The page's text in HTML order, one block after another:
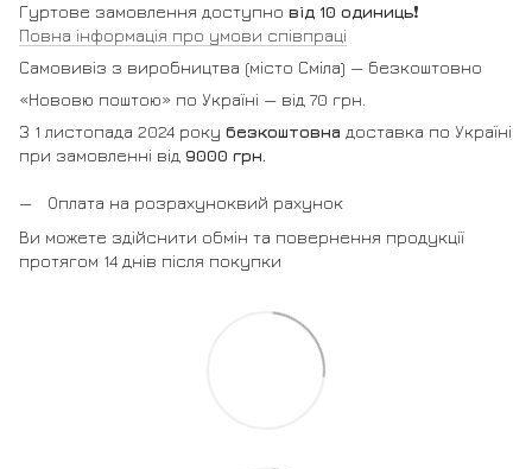
Гуртове замовлення доступно від 10 одиниць❗️
Повна інформація про умови співпраці
Самовивіз з виробництва (місто Сміла) — безкоштовно
«Нововю поштою» по Україні — від 70 грн.
З 1 листопада 2024 року безкоштовна доставка по Україні
при замовленні від 9000 грн.
Оплата на розрахуноквий рахунок
Ви можете здійснити обмін та повернення продукції
протягом 14 днів після покупки